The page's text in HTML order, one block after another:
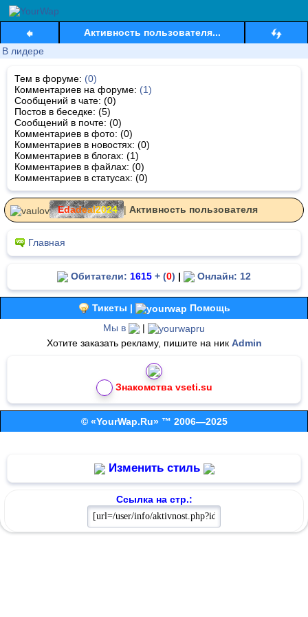
Активность пользователя...
В лидере
Тем в форуме: (0)
Комментариев на форуме: (1)
Сообщений в чате: (0)
Постов в беседке: (5)
Сообщений в почте: (0)
Комментариев в фото: (0)
Комментариев в новостях: (0)
Комментариев в блогах: (1)
Комментариев в файлах: (0)
Комментариев в статусах: (0)
Edadeal2024 | Активность пользователя
Главная
Обитатели: 1615 + (0) | Онлайн: 12
Тикеты |
Помощь
Мы в
|
Хотите заказать рекламу, пишите на ник Admin
Знакомства vseti.su
© «YourWap.Ru» ™ 2006—2025
Изменить стиль
Ссылка на стр.: